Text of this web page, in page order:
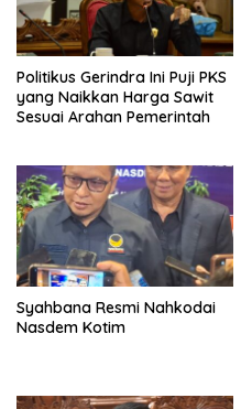
Politikus Gerindra Ini Puji PKS
yang Naikkan Harga Sawit
Sesuai Arahan Pemerintah
Syahbana Resmi Nahkodai
Nasdem Kotim